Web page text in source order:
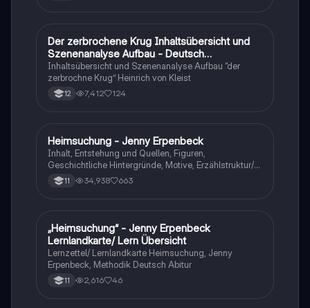
Deutsch
Der zerbrochene Krug Inhaltsübersicht und
Szenenanalyse Aufbau - Deutsch
Q1/Q2/Abitur
Inhaltsübersicht und Szenenanalyse Aufbau “der
zerbrochne Krug” Heinrich von Kleist
12 7,412 124
Deutsch
Heimsuchung - Jenny Erpenbeck
Inhalt, Entstehung und Quellen, Figuren,
Geschichtliche Hintergründe, Motive, Erzählstruktur/-
stil 11 34,938 663
Deutsch
„Heimsuchung“ - Jenny Erpenbeck
Lernlandkarte/ Lern Übersicht
Lernzettel/ Lernlandkarte Heimsuchung, Jenny
Erpenbeck, Methodik Deutsch Abitur
11 2,616 46